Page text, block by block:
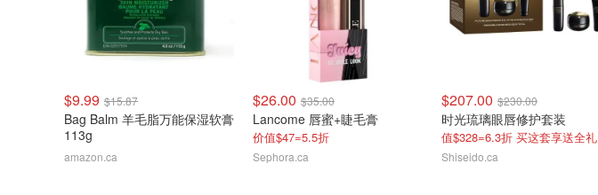
$9.99 $15.87
Bag Balm 羊毛脂万能保湿软膏
113g
amazon.ca
$26.00 $35.00
Lancome 唇蜜+睫毛膏
价值$47=5.5折
Sephora.ca
$207.00 $230.00
时光琉璃眼唇修护套装
值$328=6.3折 买这套享送全礼
Shiseido.ca